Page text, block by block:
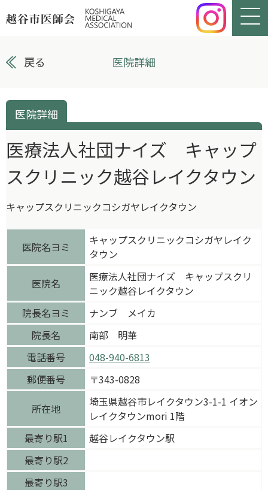
戻る 医院詳細
医院詳細
医療法人社団ナイズ キャップ
スクリニック越谷レイクタウン
キャップスクリニックコシガヤレイクタウン
医院名ヨミ
キャップスクリニックコシガヤレイク
タウン
医院名
医療法人社団ナイズ キャップスクリ
ニック越谷レイクタウン
院長名ヨミ
ナンブ メイカ
院長名
南部 明華
電話番号
048-940-6813
郵便番号
〒343-0828
所在地
埼玉県越谷市レイクタウン3-1-1 イオン
レイクタウンmori 1階
最寄り駅1
越谷レイクタウン駅
最寄り駅2
最寄り駅3